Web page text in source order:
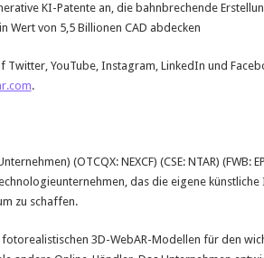
KI-Patente an, die bahnbrechende
Wert von 5,5 Billionen CAD abdecken
Twitter, YouTube, Instagram, LinkedIn und
.
(OTCQX: NEXCF) (CSE: NTAR) (FWB:
das die eigene künstliche
zu schaffen.
3D-WebAR-Modellen für den